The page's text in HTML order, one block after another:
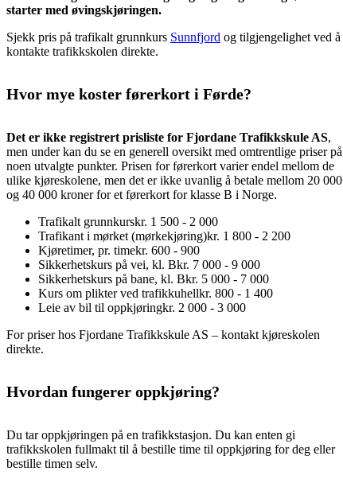
starter med øvingskjøringen.
Sjekk pris på trafikalt grunnkurs Sunnfjord og tilgjengelighet ved å
kontakte trafikkskolen direkte.
Hvor mye koster førerkort i Førde?
Det er ikke registrert prisliste for Fjordane Trafikkskule AS,
men under kan du se en generell oversikt med omtrentlige priser på
noen utvalgte punkter. Prisen for førerkort varier endel mellom de
ulike kjøreskolene, men det er ikke uvanlig å betale mellom 20 000
og 40 000 kroner for et førerkort for klasse B i Norge.
Trafikalt grunnkurskr. 1 500 - 2 000
Trafikant i mørket (mørkekjøring)kr. 1 800 - 2 200
Kjøretimer, pr. timekr. 600 - 900
Sikkerhetskurs på vei, kl. Bkr. 7 000 - 9 000
Sikkerhetskurs på bane, kl. Bkr. 5 000 - 7 000
Kurs om plikter ved trafikkuhellkr. 800 - 1 400
Leie av bil til oppkjøringkr. 2 000 - 3 000
For priser hos Fjordane Trafikkskule AS – kontakt kjøreskolen
direkte.
Hvordan fungerer oppkjøring?
Du tar oppkjøringen på en trafikkstasjon. Du kan enten gi
trafikkskolen fullmakt til å bestille time til oppkjøring for deg eller
bestille timen selv.